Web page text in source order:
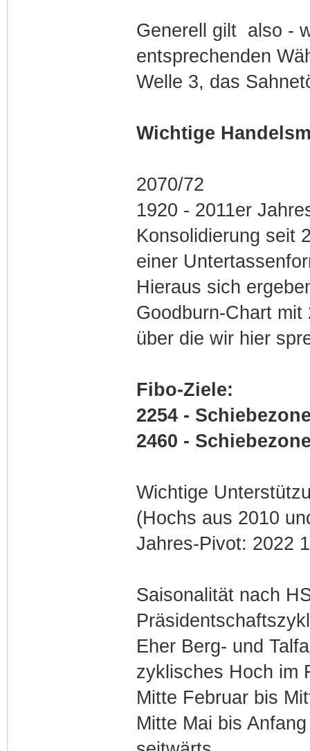
Generell gilt also -
entsprechenden
Welle 3, das
Wichtige
2070/72
1920 - 2011er
Konsolidierung seit
einer
Hieraus sich
Goodburn-Chart
über die wir hier
Fibo-Ziele:
2254 -
2460 -
Wichtige
(Hochs aus 2010
Jahres-Pivot: 2022
Saisonalität nach
Eher Berg- und
zyklisches Hoch im
Mitte Februar bis
Mitte Mai bis